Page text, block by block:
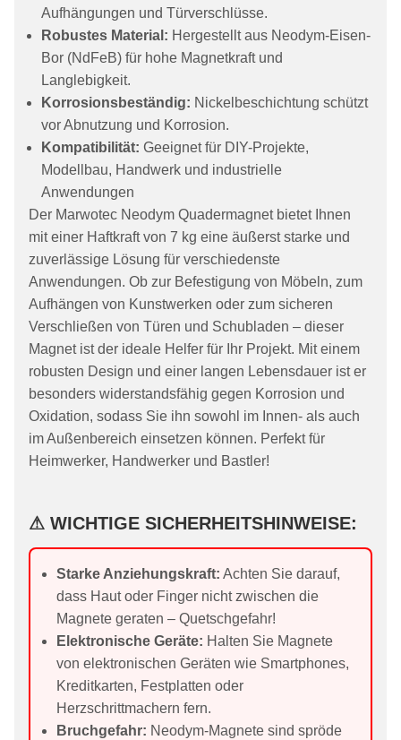
Aufhängungen und Türverschlüsse.
Robustes Material: Hergestellt aus Neodym-Eisen-
Bor (NdFeB) für hohe Magnetkraft und
Langlebigkeit.
Korrosionsbeständig: Nickelbeschichtung schützt
vor Abnutzung und Korrosion.
Kompatibilität: Geeignet für DIY-Projekte,
Modellbau, Handwerk und industrielle
Anwendungen
Der Marwotec Neodym Quadermagnet bietet Ihnen
mit einer Haftkraft von 7 kg eine äußerst starke und
zuverlässige Lösung für verschiedenste
Anwendungen. Ob zur Befestigung von Möbeln, zum
Aufhängen von Kunstwerken oder zum sicheren
Verschließen von Türen und Schubladen – dieser
Magnet ist der ideale Helfer für Ihr Projekt. Mit einem
robusten Design und einer langen Lebensdauer ist er
besonders widerstandsfähig gegen Korrosion und
Oxidation, sodass Sie ihn sowohl im Innen- als auch
im Außenbereich einsetzen können. Perfekt für
Heimwerker, Handwerker und Bastler!
⚠ WICHTIGE SICHERHEITSHINWEISE:
Starke Anziehungskraft: Achten Sie darauf,
dass Haut oder Finger nicht zwischen die
Magnete geraten – Quetschgefahr!
Elektronische Geräte: Halten Sie Magnete
von elektronischen Geräten wie Smartphones,
Kreditkarten, Festplatten oder
Herzschrittmachern fern.
Bruchgefahr: Neodym-Magnete sind spröde